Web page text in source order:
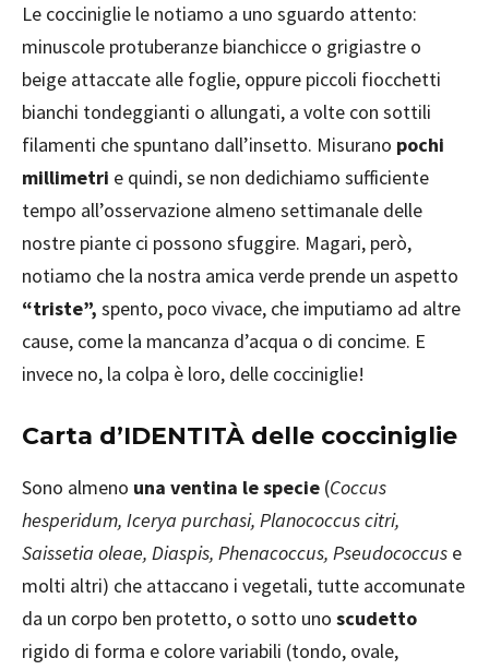
Le cocciniglie le notiamo a uno sguardo attento:
minuscole protuberanze bianchicce o grigiastre o
beige attaccate alle foglie, oppure piccoli fiocchetti
bianchi tondeggianti o allungati, a volte con sottili
filamenti che spuntano dall’insetto. Misurano pochi
millimetri e quindi, se non dedichiamo sufficiente
tempo all’osservazione almeno settimanale delle
nostre piante ci possono sfuggire. Magari, però,
notiamo che la nostra amica verde prende un aspetto
“triste”, spento, poco vivace, che imputiamo ad altre
cause, come la mancanza d’acqua o di concime. E
invece no, la colpa è loro, delle cocciniglie!
Carta d’IDENTITÀ delle cocciniglie
Sono almeno una ventina le specie (Coccus
hesperidum, Icerya purchasi, Planococcus citri,
Saissetia oleae, Diaspis, Phenacoccus, Pseudococcus e
molti altri) che attaccano i vegetali, tutte accomunate
da un corpo ben protetto, o sotto uno scudetto
rigido di forma e colore variabili (tondo, ovale,